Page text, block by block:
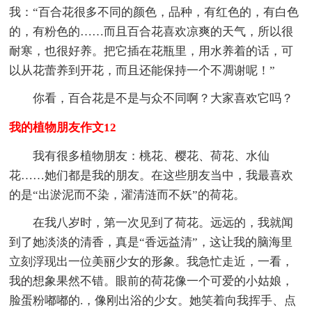
我：“百合花很多不同的颜色，品种，有红色的，有白色
的，有粉色的……而且百合花喜欢凉爽的天气，所以很
耐寒，也很好养。把它插在花瓶里，用水养着的话，可
以从花蕾养到开花，而且还能保持一个不凋谢呢！”
你看，百合花是不是与众不同啊？大家喜欢它吗？
我的植物朋友作文12
我有很多植物朋友：桃花、樱花、荷花、水仙
花……她们都是我的朋友。在这些朋友当中，我最喜欢
的是“出淤泥而不染，濯清涟而不妖”的荷花。
在我八岁时，第一次见到了荷花。远远的，我就闻
到了她淡淡的清香，真是“香远益清”，这让我的脑海里
立刻浮现出一位美丽少女的形象。我急忙走近，一看，
我的想象果然不错。眼前的荷花像一个可爱的小姑娘，
脸蛋粉嘟嘟的.，像刚出浴的少女。她笑着向我挥手、点